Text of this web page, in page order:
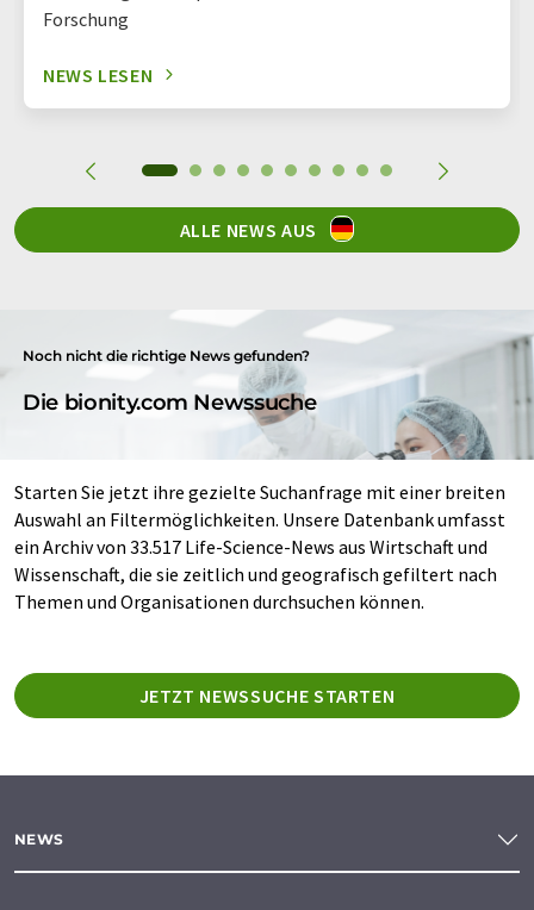
Forschung
NEWS LESEN
ALLE NEWS AUS
Noch nicht die richtige News gefunden?
Die bionity.com Newssuche
Starten Sie jetzt ihre gezielte Suchanfrage mit einer breiten
Auswahl an Filtermöglichkeiten. Unsere Datenbank umfasst
ein Archiv von 33.517 Life-Science-News aus Wirtschaft und
Wissenschaft, die sie zeitlich und geografisch gefiltert nach
Themen und Organisationen durchsuchen können.
JETZT NEWSSUCHE STARTEN
NEWS